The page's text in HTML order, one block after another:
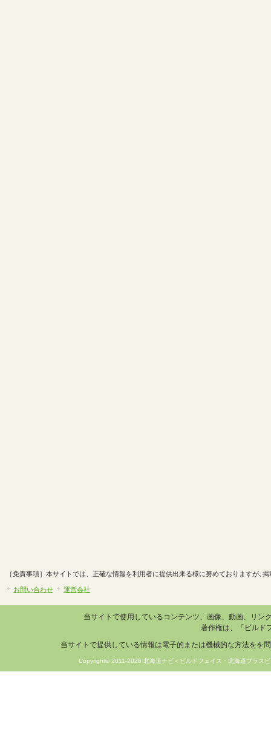
［免責事項］本サイトでは、正確な情報を利用者に提供出来る様に努めておりますが､
お問い合わせ 運営会社
当サイトで使用しているコンテンツ、画像、動画、リ
著作権は、「ビルド
当サイトで提供している情報は電子的または機械的な方法をを
Copyright© 2011-2026 北海道ナビ＜ビルドフェイス・北海道プラ